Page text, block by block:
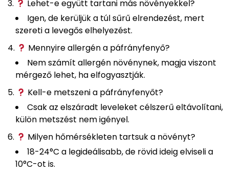
Lehet-e együtt tartani más növényekkel?
Igen, de kerüljük a túl sűrű elrendezést, mert
szereti a levegős elhelyezést.
Mennyire allergén a páfrányfenyő?
Nem számít allergén növénynek, magja viszont
mérgező lehet, ha elfogyasztják.
Kell-e metszeni a páfrányfenyőt?
Csak az elszáradt leveleket célszerű eltávolítani,
külön metszést nem igényel.
Milyen hőmérsékleten tartsuk a növényt?
18-24°C a legideálisabb, de rövid ideig elviseli a
10°C-ot is.